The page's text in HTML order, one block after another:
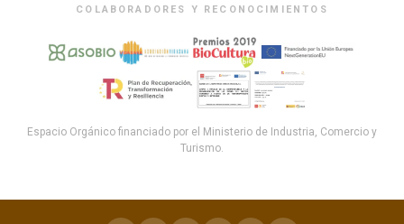
COLABORADORES Y RECONOCIMIENTOS
Espacio Orgánico financiado por el Ministerio de Industria, Comercio y
Turismo.